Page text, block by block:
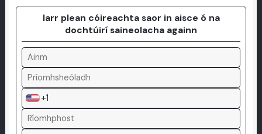
Iarr plean cóireachta saor in aisce ó na
dochtúirí saineolacha againn
+1